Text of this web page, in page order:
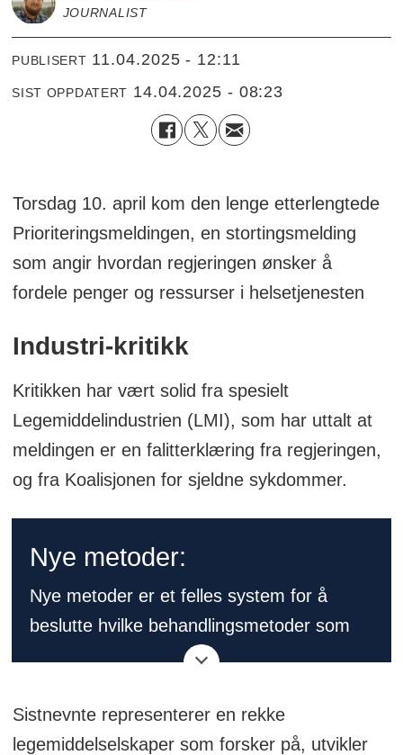
JOURNALIST
PUBLISERT 11.04.2025 - 12:11
SIST OPPDATERT 14.04.2025 - 08:23
Torsdag 10. april kom den lenge etterlengtede
Prioriteringsmeldingen, en stortingsmelding
som angir hvordan regjeringen ønsker å
fordele penger og ressurser i helsetjenesten
Industri-kritikk
Kritikken har vært solid fra spesielt
Legemiddelindustrien (LMI), som har uttalt at
meldingen er en falitterklæring fra regjeringen,
og fra Koalisjonen for sjeldne sykdommer.
Nye metoder:
Nye metoder er et felles system for å
beslutte hvilke behandlings­metoder som
kan tilbys i spesialist­helsetjenesten. De fire
ansvaret for Nye metoder.
Beslutningsforum er Nye metoders organ
Sistnevnte representerer en rekke
legemiddelselskaper som forsker på, utvikler